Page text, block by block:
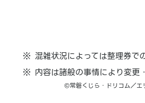
混雑状況によっては整理券で
内容は諸般の事情により変更
©常磐くじら・ドリコム／エ